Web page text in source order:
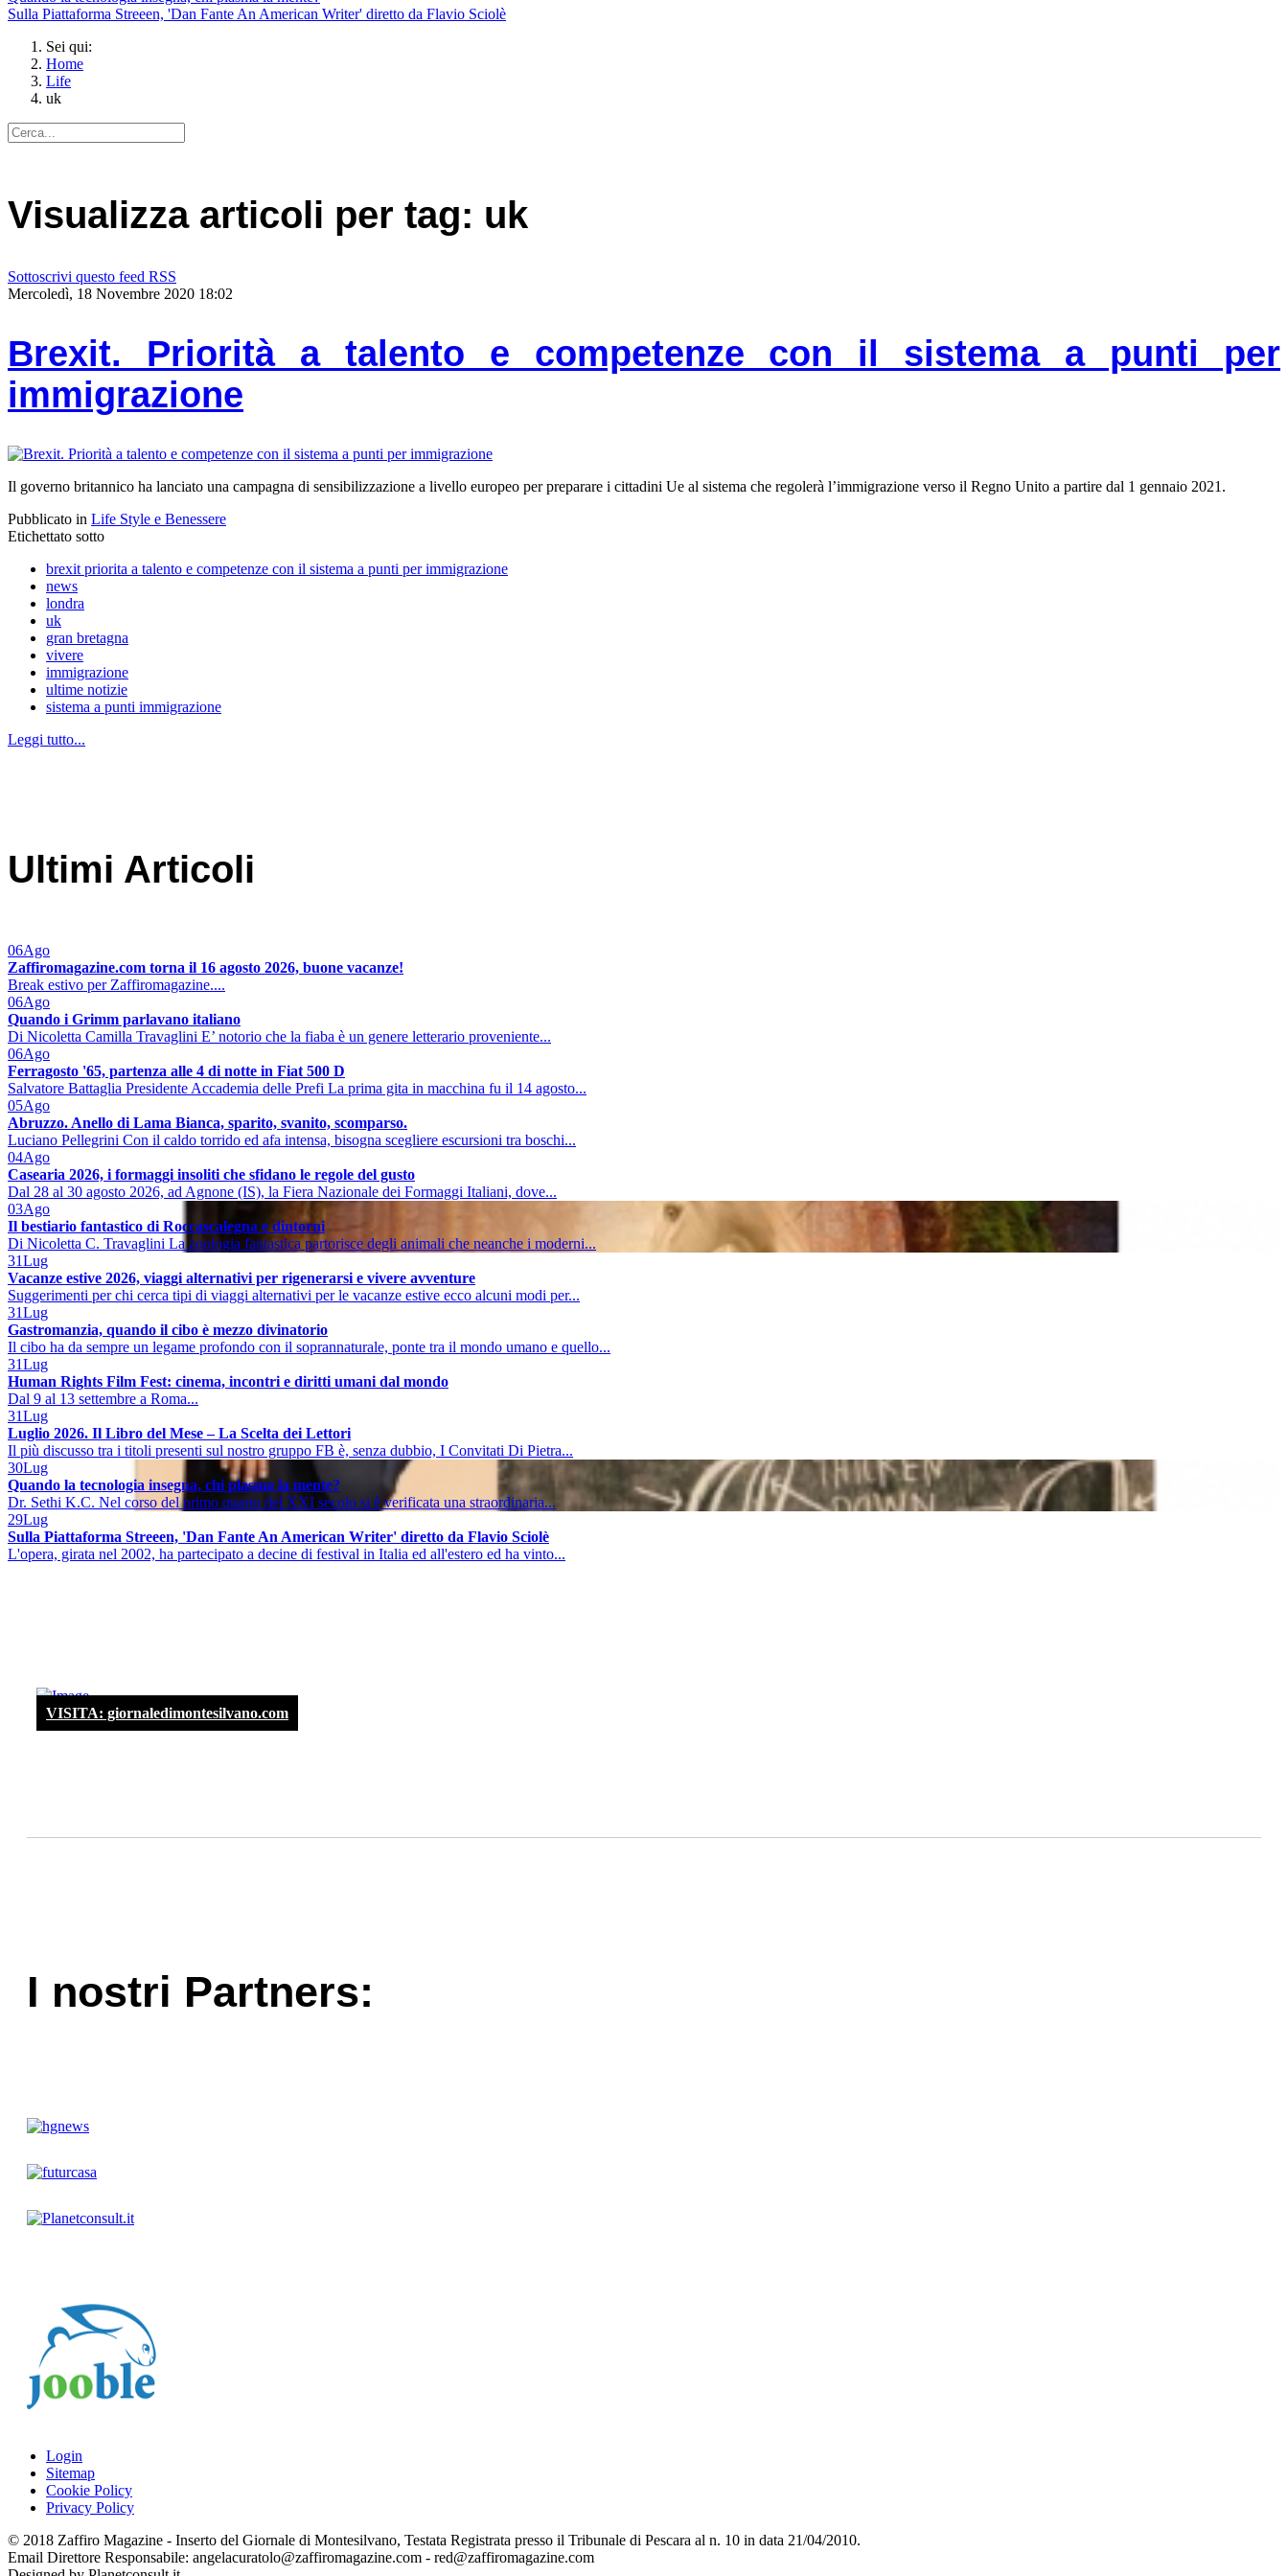
Sulla Piattaforma Streeen, 'Dan Fante An American Writer' diretto da Flavio Sciolè
Sei qui:
Home
Life
uk
Visualizza articoli per tag: uk
Sottoscrivi questo feed RSS
Mercoledì, 18 Novembre 2020 18:02
Brexit. Priorità a talento e competenze con il sistema a punti per
immigrazione
Il governo britannico ha lanciato una campagna di sensibilizzazione a livello europeo per preparare i cittadini Ue al sistema che regolerà l’immigrazione verso il Regno Unito a partire dal 1 gennaio 2021.
Pubblicato in Life Style e Benessere
Etichettato sotto
brexit priorita a talento e competenze con il sistema a punti per immigrazione
news
londra
uk
gran bretagna
vivere
immigrazione
ultime notizie
sistema a punti immigrazione
Leggi tutto...
Ultimi Articoli
06Ago
Zaffiromagazine.com torna il 16 agosto 2026, buone vacanze!
Break estivo per Zaffiromagazine....
06Ago
Quando i Grimm parlavano italiano
Di Nicoletta Camilla Travaglini E’ notorio che la fiaba è un genere letterario proveniente...
06Ago
Ferragosto '65, partenza alle 4 di notte in Fiat 500 D
Salvatore Battaglia Presidente Accademia delle Prefi La prima gita in macchina fu il 14 agosto...
05Ago
Abruzzo. Anello di Lama Bianca, sparito, svanito, scomparso.
Luciano Pellegrini Con il caldo torrido ed afa intensa, bisogna scegliere escursioni tra boschi...
04Ago
Casearia 2026, i formaggi insoliti che sfidano le regole del gusto
Dal 28 al 30 agosto 2026, ad Agnone (IS), la Fiera Nazionale dei Formaggi Italiani, dove...
03Ago
Il bestiario fantastico di Roccascalegna e dintorni
Di Nicoletta C. Travaglini La zoologia fantastica partorisce degli animali che neanche i moderni...
31Lug
Vacanze estive 2026, viaggi alternativi per rigenerarsi e vivere avventure
Suggerimenti per chi cerca tipi di viaggi alternativi per le vacanze estive ecco alcuni modi per...
31Lug
Gastromanzia, quando il cibo è mezzo divinatorio
Il cibo ha da sempre un legame profondo con il soprannaturale, ponte tra il mondo umano e quello...
31Lug
Human Rights Film Fest: cinema, incontri e diritti umani dal mondo
Dal 9 al 13 settembre a Roma...
31Lug
Luglio 2026. Il Libro del Mese – La Scelta dei Lettori
Il più discusso tra i titoli presenti sul nostro gruppo FB è, senza dubbio, I Convitati Di Pietra...
30Lug
Quando la tecnologia insegna, chi plasma la mente?
Dr. Sethi K.C. Nel corso del primo quarto del XXI secolo si è verificata una straordinaria...
29Lug
Sulla Piattaforma Streeen, 'Dan Fante An American Writer' diretto da Flavio Sciolè
L'opera, girata nel 2002, ha partecipato a decine di festival in Italia ed all'estero ed ha vinto...
VISITA: giornaledimontesilvano.com
I nostri Partners:
Login
Sitemap
Cookie Policy
Privacy Policy
© 2018 Zaffiro Magazine - Inserto del Giornale di Montesilvano, Testata Registrata presso il Tribunale di Pescara al n. 10 in data 21/04/2010.
Email Direttore Responsabile: angelacuratolo@zaffiromagazine.com - red@zaffiromagazine.com